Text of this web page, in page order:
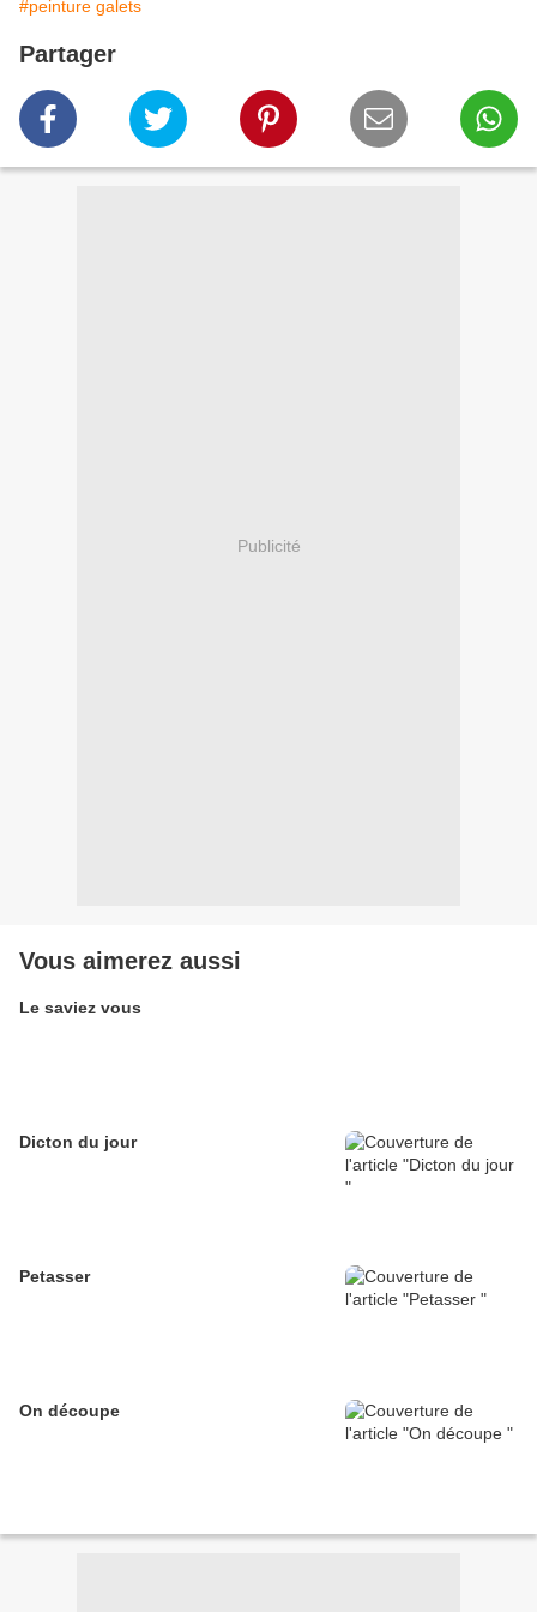
#peinture galets
Partager
Publicité
Vous aimerez aussi
Le saviez vous
Dicton du jour
Petasser
On découpe